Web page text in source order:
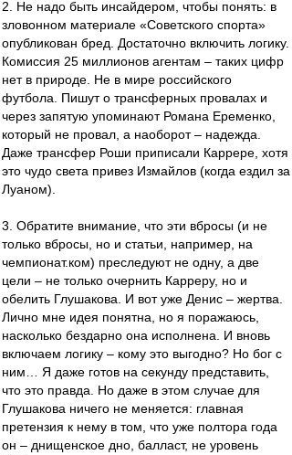
2. Не надо быть инсайдером, чтобы понять: в
зловонном материале «Советского спорта»
опубликован бред. Достаточно включить логику.
Комиссия 25 миллионов агентам – таких цифр
нет в природе. Не в мире российского
футбола. Пишут о трансферных провалах и
через запятую упоминают Романа Еременко,
который не провал, а наоборот – надежда.
Даже трансфер Роши приписали Каррере, хотя
это чудо света привез Измайлов (когда ездил за
Луаном).
3. Обратите внимание, что эти вбросы (и не
только вбросы, но и статьи, например, на
чемпионат.ком) преследуют не одну, а две
цели – не только очернить Карреру, но и
обелить Глушакова. И вот уже Денис – жертва.
Лично мне идея понятна, но я поражаюсь,
насколько бездарно она исполнена. И вновь
включаем логику – кому это выгодно? Но бог с
ним… Я даже готов на секунду представить,
что это правда. Но даже в этом случае для
Глушакова ничего не меняется: главная
претензия к нему в том, что уже полтора года
он – днищенское дно, балласт, не уровень